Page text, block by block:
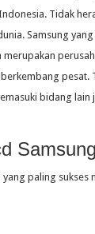
Tidak
Samsung
pesat.
bidang lain
paling sukses